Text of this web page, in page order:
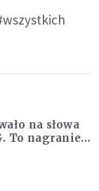
na słowa
To nagranie